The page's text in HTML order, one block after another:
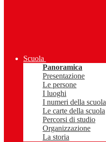
Scuola
Panoramica
Presentazione
Le persone
I luoghi
I numeri della scuola
Le carte della scuola
Percorsi di studio
Organizzazione
La storia